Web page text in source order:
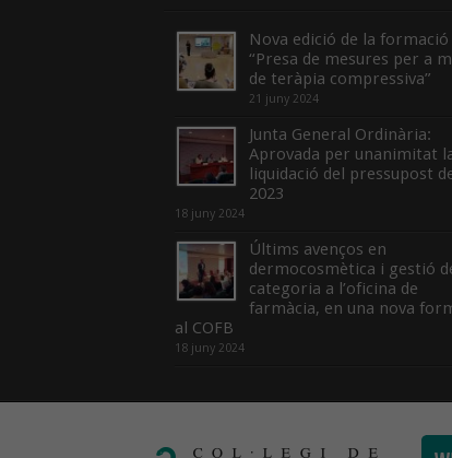
Nova edició de la formació
“Presa de mesures per a
de teràpia compressiva”
21 juny 2024
Junta General Ordinària:
Aprovada per unanimitat
liquidació del pressupost
2023
18 juny 2024
Últims avenços en
dermocosmètica i gestió
categoria a l’oficina de
farmàcia, en una nova
al COFB
18 juny 2024